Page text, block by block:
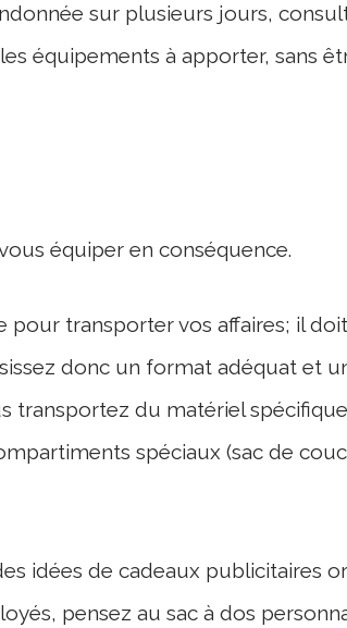
sur plusieurs jours,
équipements à apporter, sans
équiper en conséquence.
pour transporter vos affaires; il
donc un format adéquat et
transportez du matériel
spéciaux (sac de
idées de cadeaux publicitaires
pensez au sac à dos